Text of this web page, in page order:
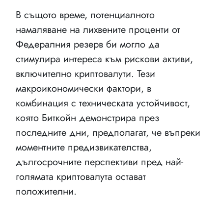
В същото време, потенциалното
намаляване на лихвените проценти от
Федералния резерв би могло да
стимулира интереса към рискови активи,
включително криптовалути. Тези
макроикономически фактори, в
комбинация с техническата устойчивост,
която Биткойн демонстрира през
последните дни, предполагат, че въпреки
моментните предизвикателства,
дългосрочните перспективи пред най-
голямата криптовалута остават
положителни.